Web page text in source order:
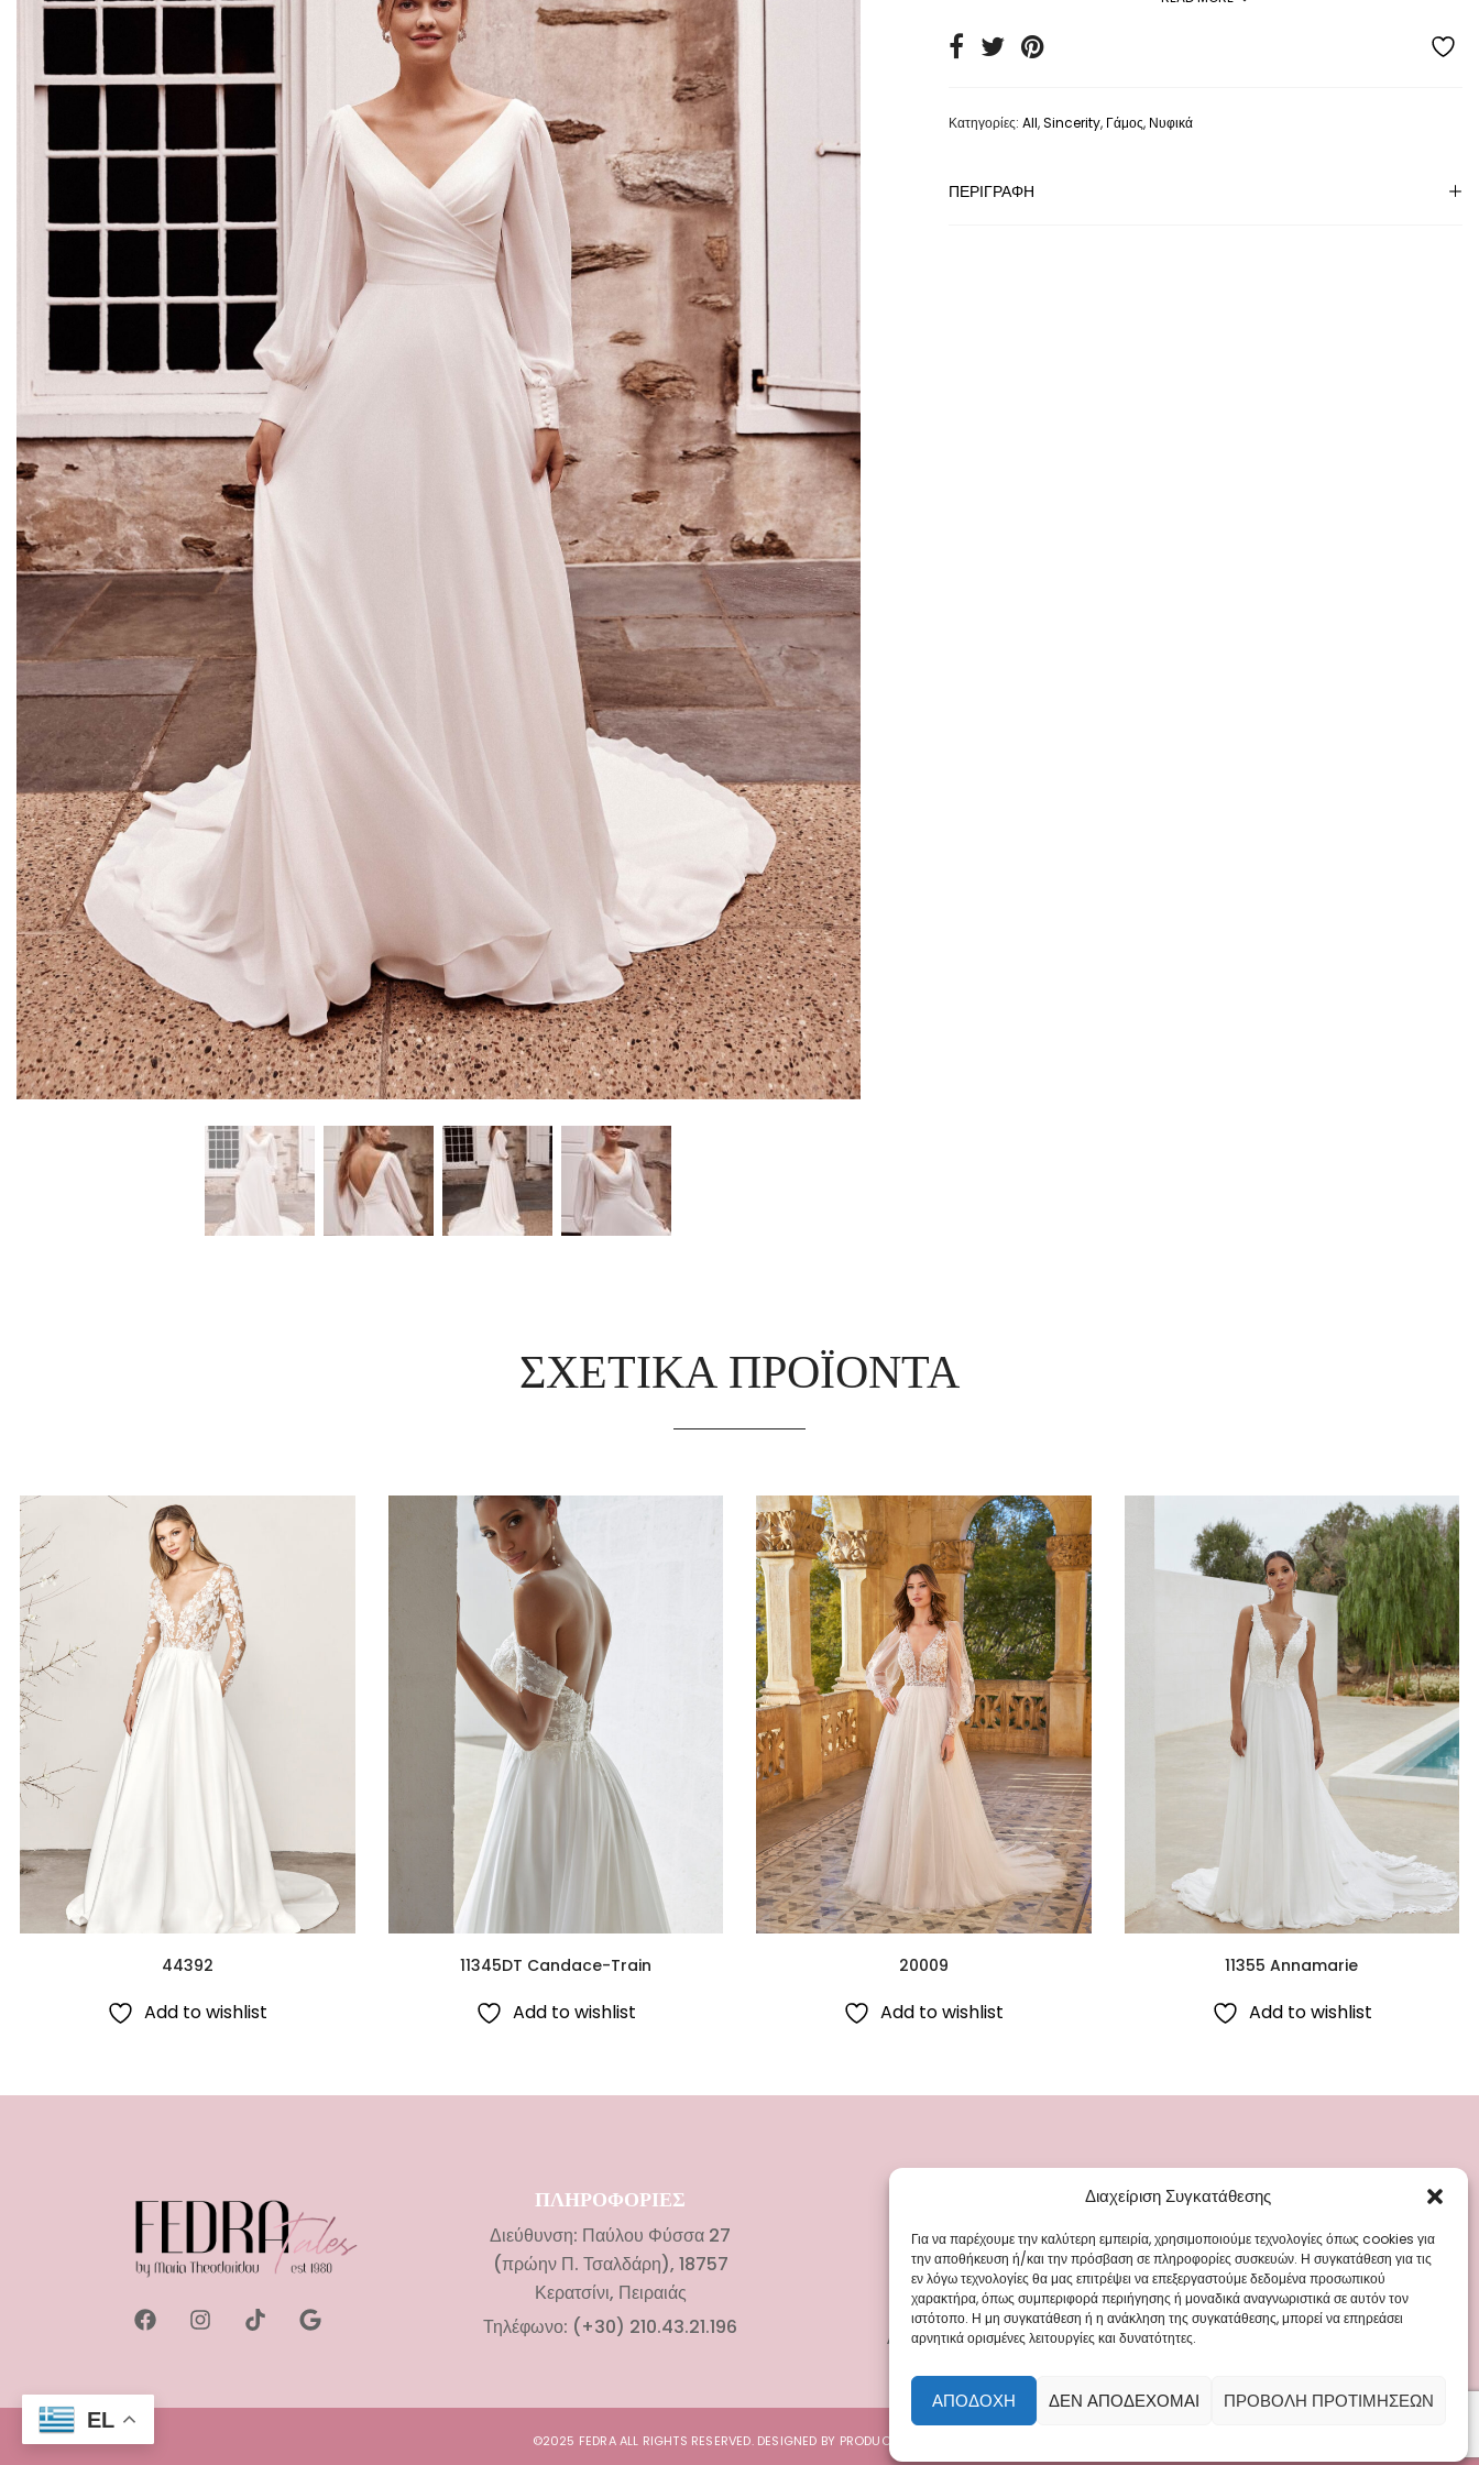
Διαχείριση Συγκατάθεσης
Για να παρέχουμε την καλύτερη εμπειρία, χρησιμοποιούμε τεχνολογίες όπως cookies για
την αποθήκευση ή/και την πρόσβαση σε πληροφορίες συσκευών. Η συγκατάθεση για τις
εν λόγω τεχνολογίες θα μας επιτρέψει να επεξεργαστούμε δεδομένα προσωπικού
χαρακτήρα, όπως συμπεριφορά περιήγησης ή μοναδικά αναγνωριστικά σε αυτόν τον
ιστότοπο. Η μη συγκατάθεση ή η ανάκληση της συγκατάθεσης, μπορεί να επηρεάσει
αρνητικά ορισμένες λειτουργίες και δυνατότητες.
ΑΠΟΔΟΧΉ ΔΕΝ ΑΠΟΔΈΧΟΜΑΙ ΠΡΟΒΟΛΉ ΠΡΟΤΙΜΉΣΕΩΝ
front and back of the bodice. The light chiffon bishop sleeves add
a fashion-forward touch to this soft look. The simple A-line skirt
comfortable all day long.
Κατηγορίες: All,Sincerity, Γάμος, Νυφικά
ΠΕΡΙΓΡΑΦΉ
ΣΧΕΤΙΚΆ ΠΡΟΪΌΝΤΑ
44392
Add to wishlist
11345DT Candace-Train
Add to wishlist
20009
Add to wishlist
11355 Annamarie
Add to wishlist
ΠΛΗΡΟΦΟΡΙΕΣ
Διεύθυνση: Παύλου Φύσσα 27
(πρώην Π. Τσαλδάρη), 18757
Κερατσίνι, Πειραιάς
Τηλέφωνο: (+30) 210.43.21.196
Νυφικά
Αξεσουάρ Γάμου
Βαπτιστικά Ρούχα
Αξεσουάρ Βάπτισης
ΜΕΝΟΥ
Blog
Επικοινωνία
©2025 FEDRA ALL RIGHTS RESERVED. DESIGNED BY PRODUCT DIGITAL
EL